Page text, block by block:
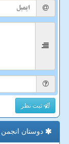
ثبت نظر
دوستان انجمن